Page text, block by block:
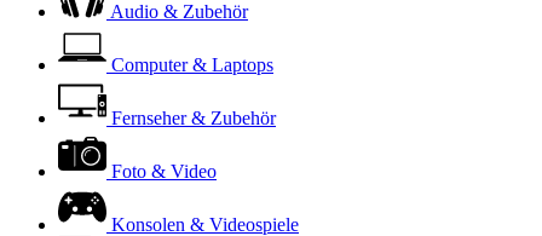
Audio & Zubehör
Computer & Laptops
Fernseher & Zubehör
Foto & Video
Konsolen & Videospiele